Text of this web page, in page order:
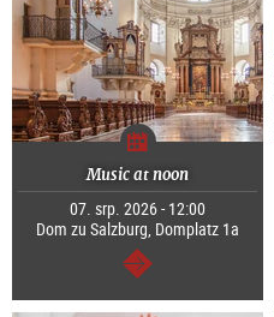
Music at noon
07. srp. 2026 - 12:00
Dom zu Salzburg, Domplatz 1a
continue